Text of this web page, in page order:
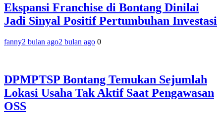
Ekspansi Franchise di Bontang Dinilai
Jadi Sinyal Positif Pertumbuhan Investasi
fanny2 bulan ago2 bulan ago 0
DPMPTSP Bontang Temukan Sejumlah
Lokasi Usaha Tak Aktif Saat Pengawasan
OSS